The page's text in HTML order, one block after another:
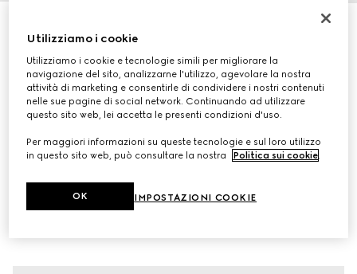
€ 470
Variantenero
Utilizziamo i cookie
Utilizziamo i cookie e tecnologie simili per migliorare la
navigazione del sito, analizzarne l'utilizzo, agevolare la nostra
attività di marketing e consentirle di condividere i nostri contenuti
nelle sue pagine di social network. Continuando ad utilizzare
questo sito web, lei accetta le presenti condizioni d'uso.
Per maggiori informazioni su queste tecnologie e sul loro utilizzo
in questo sito web, può consultare la nostra
Politica sui cookie.
IMPOSTAZIONI COOKIE
OK